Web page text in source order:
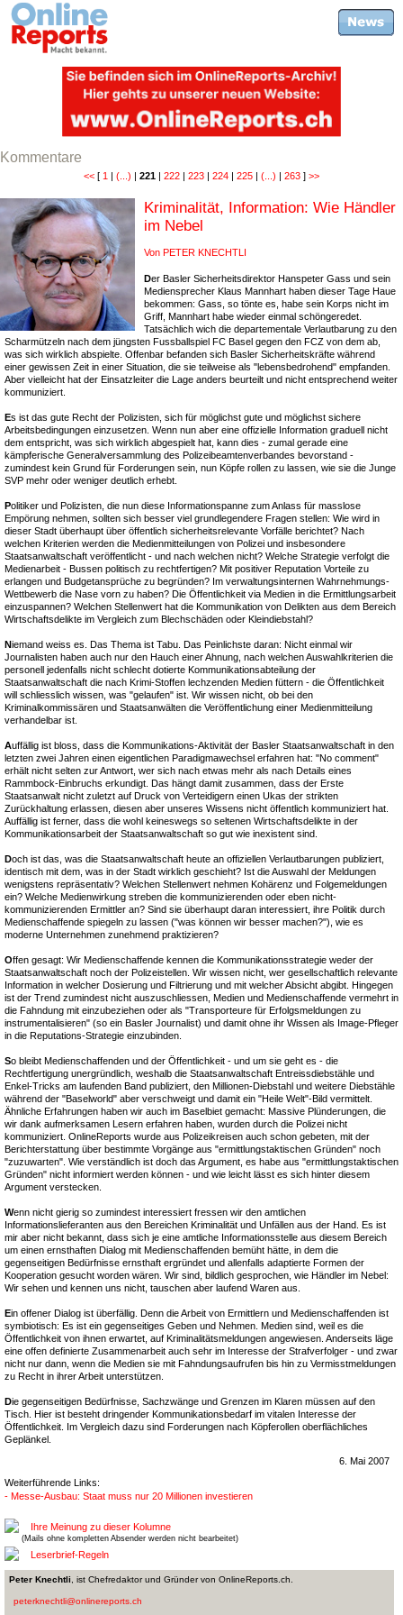
Kommentare
<< [ 1 | (...) | 221 | 222 | 223 | 224 | 225 | (...) | 263 ] >>
Kriminalität, Information: Wie Händler
im Nebel
Von PETER KNECHTLI
Der Basler Sicherheitsdirektor Hanspeter Gass und sein
Mediensprecher Klaus Mannhart haben dieser Tage Haue
bekommen: Gass, so tönte es, habe sein Korps nicht im
Griff, Mannhart habe wieder einmal schöngeredet.
Tatsächlich wich die departementale Verlautbarung zu den
Scharmützeln nach dem jüngsten Fussballspiel FC Basel gegen den FCZ von dem ab,
was sich wirklich abspielte. Offenbar befanden sich Basler Sicherheitskräfte während
einer gewissen Zeit in einer Situation, die sie teilweise als "lebensbedrohend" empfanden.
Aber vielleicht hat der Einsatzleiter die Lage anders beurteilt und nicht entsprechend weiter
kommuniziert.
Es ist das gute Recht der Polizisten, sich für möglichst gute und möglichst sichere
Arbeitsbedingungen einzusetzen. Wenn nun aber eine offizielle Information graduell nicht
dem entspricht, was sich wirklich abgespielt hat, kann dies - zumal gerade eine
kämpferische Generalversammlung des Polizeibeamtenverbandes bevorstand -
zumindest kein Grund für Forderungen sein, nun Köpfe rollen zu lassen, wie sie die Junge
SVP mehr oder weniger deutlich erhebt.
Politiker und Polizisten, die nun diese Informationspanne zum Anlass für masslose
Empörung nehmen, sollten sich besser viel grundlegendere Fragen stellen: Wie wird in
dieser Stadt überhaupt über öffentlich sicherheitsrelevante Vorfälle berichtet? Nach
welchen Kriterien werden die Medienmitteilungen von Polizei und insbesondere
Staatsanwaltschaft veröffentlicht - und nach welchen nicht? Welche Strategie verfolgt die
Medienarbeit - Bussen politisch zu rechtfertigen? Mit positiver Reputation Vorteile zu
erlangen und Budgetansprüche zu begründen? Im verwaltungsinternen Wahrnehmungs-
Wettbewerb die Nase vorn zu haben? Die Öffentlichkeit via Medien in die Ermittlungsarbeit
einzuspannen? Welchen Stellenwert hat die Kommunikation von Delikten aus dem Bereich
Wirtschaftsdelikte im Vergleich zum Blechschäden oder Kleindiebstahl?
Niemand weiss es. Das Thema ist Tabu. Das Peinlichste daran: Nicht einmal wir
Journalisten haben auch nur den Hauch einer Ahnung, nach welchen Auswahlkriterien die
personell jedenfalls nicht schlecht dotierte Kommunikationsabteilung der
Staatsanwaltschaft die nach Krimi-Stoffen lechzenden Medien füttern - die Öffentlichkeit
will schliesslich wissen, was "gelaufen" ist. Wir wissen nicht, ob bei den
Kriminalkommissären und Staatsanwälten die Veröffentlichung einer Medienmitteilung
verhandelbar ist.
Auffällig ist bloss, dass die Kommunikations-Aktivität der Basler Staatsanwaltschaft in den
letzten zwei Jahren einen eigentlichen Paradigmawechsel erfahren hat: "No comment"
erhält nicht selten zur Antwort, wer sich nach etwas mehr als nach Details eines
Rammbock-Einbruchs erkundigt. Das hängt damit zusammen, dass der Erste
Staatsanwalt nicht zuletzt auf Druck von Verteidigern einen Ukas der strikten
Zurückhaltung erlassen, diesen aber unseres Wissens nicht öffentlich kommuniziert hat.
Auffällig ist ferner, dass die wohl keineswegs so seltenen Wirtschaftsdelikte in der
Kommunikationsarbeit der Staatsanwaltschaft so gut wie inexistent sind.
Doch ist das, was die Staatsanwaltschaft heute an offiziellen Verlautbarungen publiziert,
identisch mit dem, was in der Stadt wirklich geschieht? Ist die Auswahl der Meldungen
wenigstens repräsentativ? Welchen Stellenwert nehmen Kohärenz und Folgemeldungen
ein? Welche Medienwirkung streben die kommunizierenden oder eben nicht-
kommunizierenden Ermittler an? Sind sie überhaupt daran interessiert, ihre Politik durch
Medienschaffende spiegeln zu lassen ("was können wir besser machen?"), wie es
moderne Unternehmen zunehmend praktizieren?
Offen gesagt: Wir Medienschaffende kennen die Kommunikationsstrategie weder der
Staatsanwaltschaft noch der Polizeistellen. Wir wissen nicht, wer gesellschaftlich relevante
Information in welcher Dosierung und Filtrierung und mit welcher Absicht abgibt. Hingegen
ist der Trend zumindest nicht auszuschliessen, Medien und Medienschaffende vermehrt in
die Fahndung mit einzubeziehen oder als "Transporteure für Erfolgsmeldungen zu
instrumentalisieren" (so ein Basler Journalist) und damit ohne ihr Wissen als Image-Pfleger
in die Reputations-Strategie einzubinden.
So bleibt Medienschaffenden und der Öffentlichkeit - und um sie geht es - die
Rechtfertigung unergründlich, weshalb die Staatsanwaltschaft Entreissdiebstähle und
Enkel-Tricks am laufenden Band publiziert, den Millionen-Diebstahl und weitere Diebstähle
während der "Baselworld" aber verschweigt und damit ein "Heile Welt"-Bild vermittelt.
Ähnliche Erfahrungen haben wir auch im Baselbiet gemacht: Massive Plünderungen, die
wir dank aufmerksamen Lesern erfahren haben, wurden durch die Polizei nicht
kommuniziert. OnlineReports wurde aus Polizeikreisen auch schon gebeten, mit der
Berichterstattung über bestimmte Vorgänge aus "ermittlungstaktischen Gründen" noch
"zuzuwarten". Wie verständlich ist doch das Argument, es habe aus "ermittlungstaktischen
Gründen" nicht informiert werden können - und wie leicht lässt es sich hinter diesem
Argument verstecken.
Wenn nicht gierig so zumindest interessiert fressen wir den amtlichen
Informationslieferanten aus den Bereichen Kriminalität und Unfällen aus der Hand. Es ist
mir aber nicht bekannt, dass sich je eine amtliche Informationsstelle aus diesem Bereich
um einen ernsthaften Dialog mit Medienschaffenden bemüht hätte, in dem die
gegenseitigen Bedürfnisse ernsthaft ergründet und allenfalls adaptierte Formen der
Kooperation gesucht worden wären. Wir sind, bildlich gesprochen, wie Händler im Nebel:
Wir sehen und kennen uns nicht, tauschen aber laufend Waren aus.
Ein offener Dialog ist überfällig. Denn die Arbeit von Ermittlern und Medienschaffenden ist
symbiotisch: Es ist ein gegenseitiges Geben und Nehmen. Medien sind, weil es die
Öffentlichkeit von ihnen erwartet, auf Kriminalitätsmeldungen angewiesen. Anderseits läge
eine offen definierte Zusammenarbeit auch sehr im Interesse der Strafverfolger - und zwar
nicht nur dann, wenn die Medien sie mit Fahndungsaufrufen bis hin zu Vermisstmeldungen
zu Recht in ihrer Arbeit unterstützen.
Die gegenseitigen Bedürfnisse, Sachzwänge und Grenzen im Klaren müssen auf den
Tisch. Hier ist besteht dringender Kommunikationsbedarf im vitalen Interesse der
Öffentlichkeit. Im Vergleich dazu sind Forderungen nach Köpferollen oberflächliches
Geplänkel.
6. Mai 2007
Weiterführende Links:
- Messe-Ausbau: Staat muss nur 20 Millionen investieren
Ihre Meinung zu dieser Kolumne
(Mails ohne kompletten Absender werden nicht bearbeitet)
Leserbrief-Regeln
Peter Knechtli , ist Chefredaktor und Gründer von OnlineReports.ch.
peterknechtli@onlinereports.ch